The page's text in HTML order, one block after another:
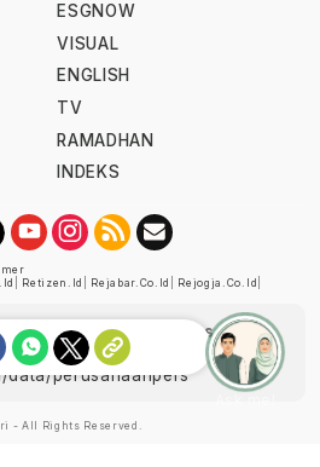
ESGNOW
VISUAL
ENGLISH
TV
RAMADHAN
INDEKS
Retizen.id Rejabar.co.id Rejogja.co.id
oleh Dewan Pers
Verifikasi/K/XII/2022
data/perusahaanpers
- All Rights Reserved.